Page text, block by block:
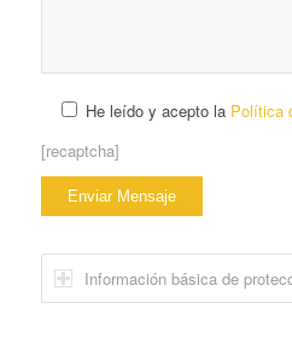
He leído y acepto la Política
[recaptcha]
Información básica de